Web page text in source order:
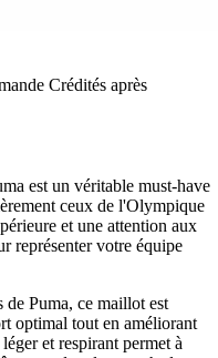
Crédités après
est un véritable must-have
ceux de l'Olympique
et une attention aux
représenter votre équipe
de Puma, ce maillot est
optimal tout en améliorant
et respirant permet à